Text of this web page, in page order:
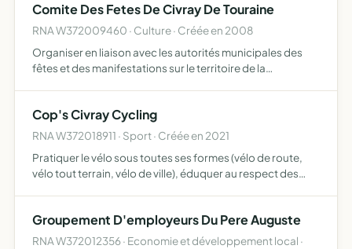
Comite Des Fetes De Civray De Touraine
RNA W372009460 · Culture · Créée en 2008
Organiser en liaison avec les autorités municipales des
fêtes et des manifestations sur le territoire de la
sort…
Cop's Civray Cycling
RNA W372018911 · Sport · Créée en 2021
Pratiquer le vélo sous toutes ses formes (vélo de route,
vélo tout terrain, vélo de ville), éduquer au respect des
Groupement D'employeurs Du Pere Auguste
RNA W372012356 · Economie et développement local ·